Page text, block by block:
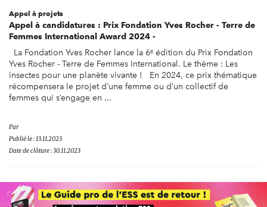
Appel à projets
Appel à candidatures : Prix Fondation Yves Rocher - Terre de
Femmes International Award 2024 -
La Fondation Yves Rocher lance la 6ᵉ édition du Prix Fondation
Yves Rocher - Terre de Femmes International. Le thème : Les
insectes pour une planète vivante ! En 2024, ce prix thématique
récompensera le projet d’une femme ou d’un collectif de
femmes qui s’engage en ...
Par
Publié le : 13.11.2023
Date de clôture : 30.11.2023